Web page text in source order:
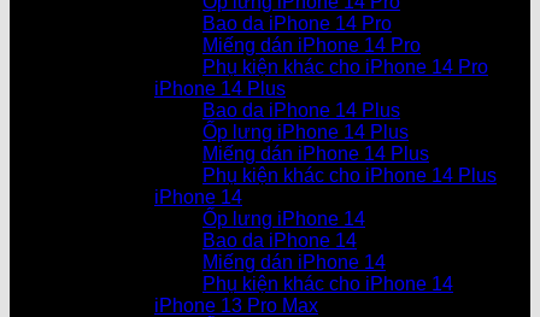
Bao da iPhone 14 Pro
Miếng dán iPhone 14 Pro
Phụ kiện khác cho iPhone 14 Pro
iPhone 14 Plus
Bao da iPhone 14 Plus
Ốp lưng iPhone 14 Plus
Miếng dán iPhone 14 Plus
Phụ kiện khác cho iPhone 14 Plus
iPhone 14
Ốp lưng iPhone 14
Bao da iPhone 14
Miếng dán iPhone 14
Phụ kiện khác cho iPhone 14
iPhone 13 Pro Max